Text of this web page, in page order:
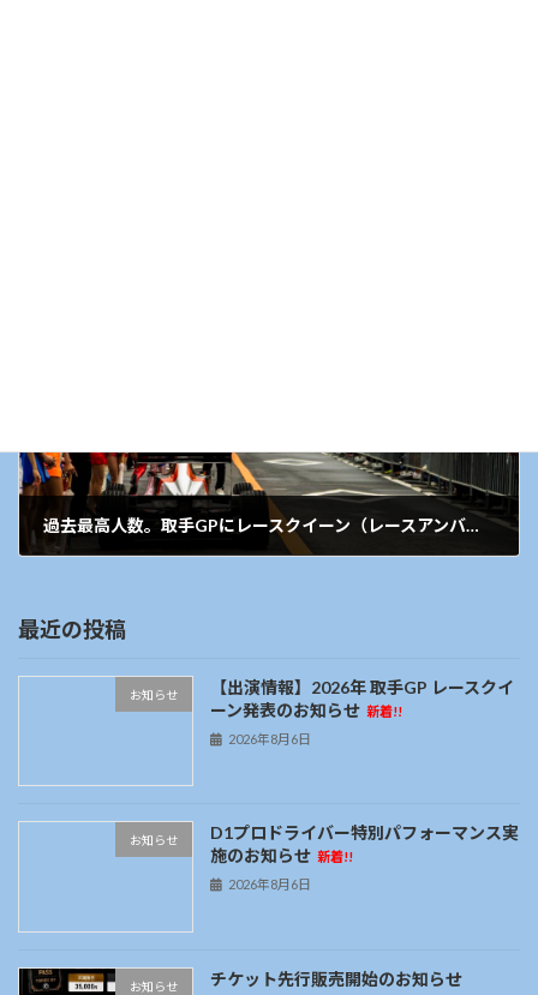
過去最高人数。取手GPにレースクイーン（レースアンバサダー）が集結予定
最近の投稿
お知らせ
【出演情報】2026年 取手GP レースクイ
ーン発表のお知らせ 新着!!
2026年8月6日
お知らせ
D1プロドライバー特別パフォーマンス実
施のお知らせ 新着!!
2026年8月6日
お知らせ チケット先行販売開始のお知らせ